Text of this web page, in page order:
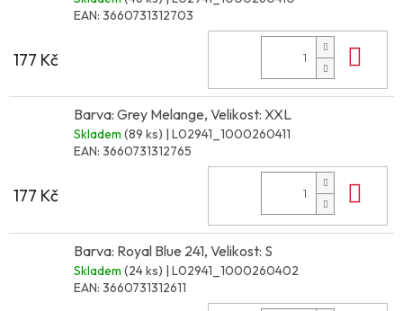
EAN: 3660731312703
177 Kč
Barva: Grey Melange, Velikost: XXL
Skladem (89 ks) | L02941_1000260411
EAN: 3660731312765
177 Kč
Barva: Royal Blue 241, Velikost: S
Skladem (24 ks) | L02941_1000260402
EAN: 3660731312611